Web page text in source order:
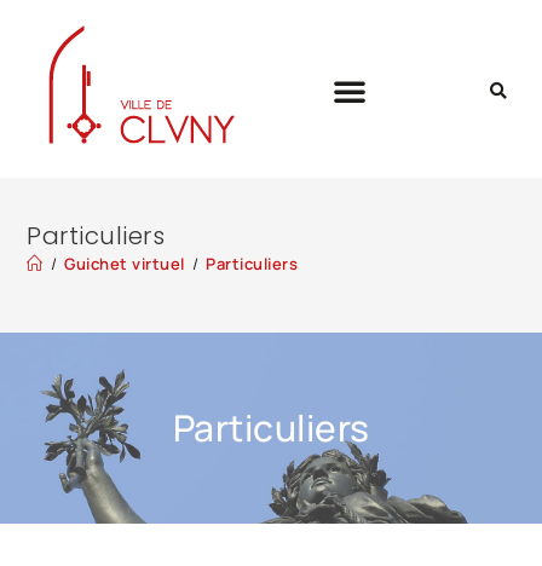
Particuliers
/ Guichet virtuel / Particuliers
Particuliers